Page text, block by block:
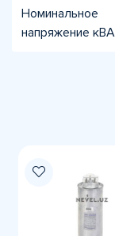
Номинальное
напряжение